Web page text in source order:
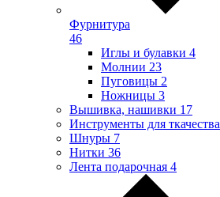
Фурнитура
46
Иглы и булавки 4
Молнии 23
Пуговицы 2
Ножницы 3
Вышивка, нашивки 17
Инструменты для ткачества
Шнуры 7
Нитки 36
Лента подарочная 4